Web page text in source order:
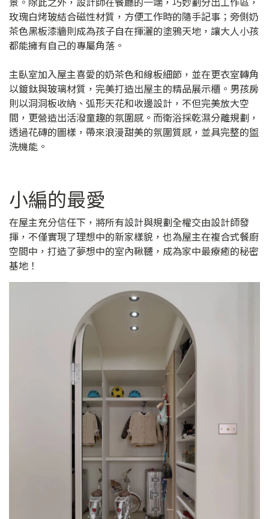
玫瑰白烤玻結合磁性材質，方便工作時的隨手記事；旁側奶
茶色黑板漆牆則成為孩子自在揮灑的塗鴉天地，讓大人小孩
都能擁有自己的專屬角落。
主臥室加入屋主喜愛的奶茶色和線板細節，並在更衣室轉角
以鍍鈦與玻璃材質，完美打造出屋主的精品展示櫃。男孩房
則以洞洞板收納、弧形天花和收邊設計，不但完美放大空
間，更營造出活潑童趣的氛圍感。而衛浴採乾濕分離規劃，
透過花磚的圖樣，帶來浪漫甜美的氛圍質感，並具完整的盥
洗機能。
小編的最愛
在屋主充分信任下，將所有設計與規劃全權交由設計師發
揮，不僅實現了理想中的新家樣貌，也為屋主在複合式餐廚
空間中，打造了夢想中的室內鞦韆，成為家中最療癒的秘密
基地！